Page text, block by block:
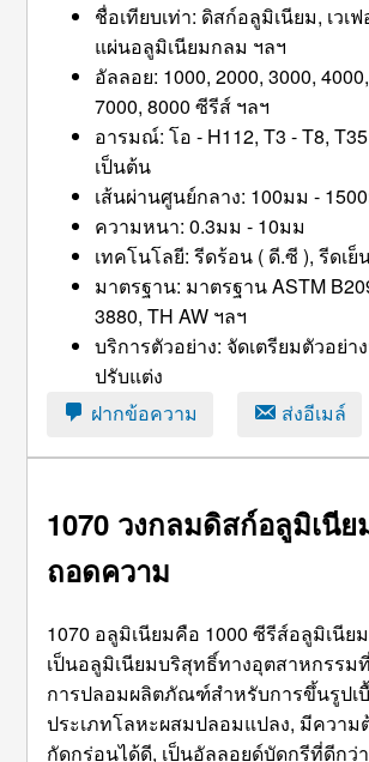
ชื่อเทียบเท่า: ดิสก์อลูมิเนียม, เวเ
แผ่นอลูมิเนียมกลม ฯลฯ
อัลลอย: 1000, 2000, 3000,
7000, 8000 ซีรีส์ ฯลฯ
อารมณ์: โอ - H112, T3 - T8,
เป็นต้น
เส้นผ่านศูนย์กลาง: 100มม -
ความหนา: 0.3มม - 10มม
เทคโนโลยี: รีดร้อน ( ดี.ซี ), รีดเย็
มาตรฐาน: มาตรฐาน ASTM
3880, TH AW ฯลฯ
บริการตัวอย่าง: จัดเตรียมตัวอย่า
ปรับแต่ง
ฝากข้อความ ส่งอีเมล์
1070 วงกลมดิสก์อลูมิเนี
ถอดความ
1070 อลูมิเนียมคือ 1000 ซีรีส์อลูมิเนีย
เป็นอลูมิเนียมบริสุทธิ์ทางอุตสาหกรรม
การปลอมผลิตภัณฑ์สำหรับการขึ้นรูปเ
ประเภทโลหะผสมปลอมแปลง, มีความ
กัดกร่อนได้ดี, เป็นอัลลอยด์บัดกรีที่ดีกว่